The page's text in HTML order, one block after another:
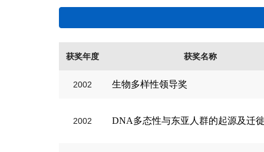
获奖年度 获奖名称
2002 生物多样性领导奖
2002 DNA多态性与东亚人群的起源及迁